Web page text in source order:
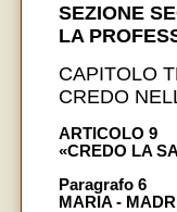
SEZIONE
LA
CAPITOLO
CREDO
ARTICOLO 9
«CREDO LA
Paragrafo 6
MARIA -